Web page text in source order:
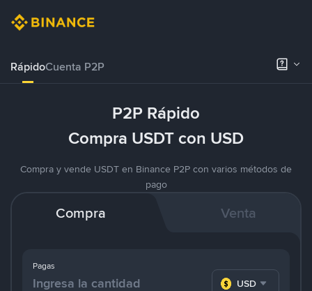
RápidoCuenta P2P
P2P Rápido
Compra USDT con USD
Compra y vende USDT en Binance P2P con varios métodos de
pago
Compra Venta
Pagas
USD